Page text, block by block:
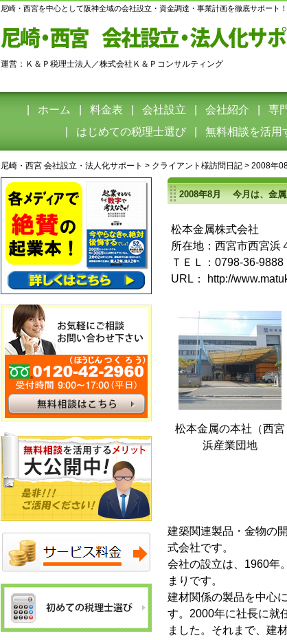
尼崎・西宮を中心として阪神全域の会社設立・資金調達・事業計画を徹底サポート
運営：Ｋ＆Ｐ税理士法人／株式会社Ｋ＆Ｐコンサルティング
ホーム 料金表 会社設立 会社紹介 専
はじめての税理士選び
無料相談を活用
尼崎・西宮 会社設立・法人化サポート > クライアント様訪問日記 > 2008年
2008年8月 今月は、金属
松本金属株式会社
所在地：西宮市西宮浜
ＴＥＬ：0798-36-
URL： http://
松本金属の本社（西宮
浜産業団地
建築関連製品・金物の
式会社です。
会社の設立は、1960年
まりです。
建材関係の製品を中心
す。2000年に社長に就
ました。それまで、建